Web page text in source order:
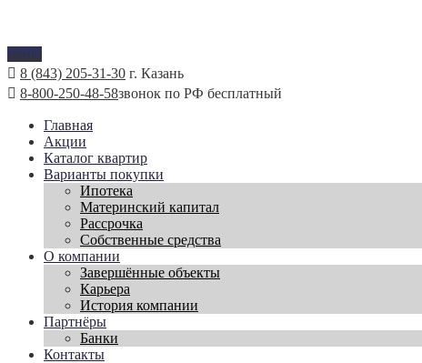
меню
8 (843) 205-31-30 г. Казань
8-800-250-48-58звонок по РФ бесплатный
Главная
Акции
Каталог квартир
Варианты покупки
Ипотека
Материнский капитал
Рассрочка
Собственные средства
О компании
Завершённые объекты
Карьера
История компании
Партнёры
Банки
Контакты